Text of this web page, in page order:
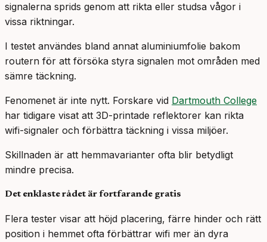
signalerna sprids genom att rikta eller studsa vågor i
vissa riktningar.
I testet användes bland annat aluminiumfolie bakom
routern för att försöka styra signalen mot områden med
sämre täckning.
Fenomenet är inte nytt. Forskare vid Dartmouth College
har tidigare visat att 3D-printade reflektorer kan rikta
wifi-signaler och förbättra täckning i vissa miljöer.
Skillnaden är att hemmavarianter ofta blir betydligt
mindre precisa.
Det enklaste rådet är fortfarande gratis
Flera tester visar att höjd placering, färre hinder och rätt
position i hemmet ofta förbättrar wifi mer än dyra